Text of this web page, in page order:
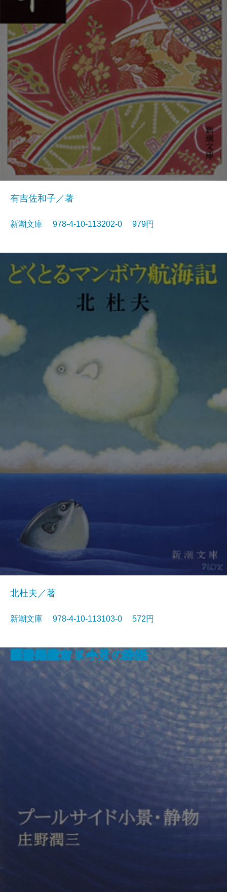
眠狂四郎無頼控〔六〕
日日平安
芽むしり仔撃ち
忍ぶ川
梟の城
海辺の光景
しぶちん
しろばんば
香華
有吉佐和子／著
新潮文庫 978-4-10-113202-0 979円
どくとるマンボウ航海記
北杜夫／著
新潮文庫 978-4-10-113103-0 572円
プールサイド小景・静物
おはん
大炊介始末
ドストエフスキイの生活
楢山節考
紀ノ川
蒼き狼
可愛いエミリー
天平の甍
ひかりごけ